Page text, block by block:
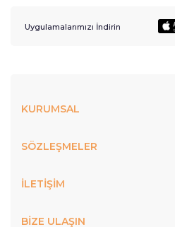
Uygulamalarımızı İndirin
KURUMSAL
SÖZLEŞMELER
İLETİŞİM
BİZE ULAŞIN